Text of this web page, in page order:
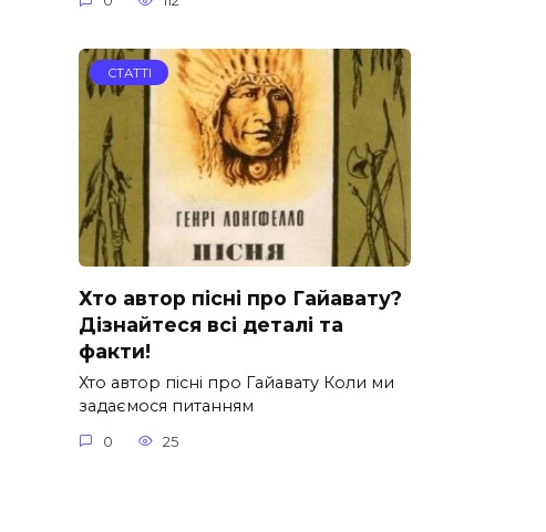
СТАТТІ
Хто автор пісні про Гайавату?
Дізнайтеся всі деталі та
факти!
Хто автор пісні про Гайавату Коли ми
задаємося питанням
0 25